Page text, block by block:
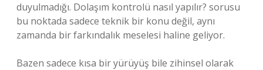
duyulmadığı. Dolaşım kontrolü nasıl yapılır? sorusu
bu noktada sadece teknik bir konu değil, aynı
zamanda bir farkındalık meselesi haline geliyor.
Bazen sadece kısa bir yürüyüş bile zihinsel olarak